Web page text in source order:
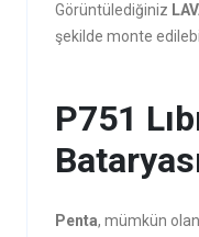
Görüntülediğiniz
şekilde monte
P751
Penta, mümkün